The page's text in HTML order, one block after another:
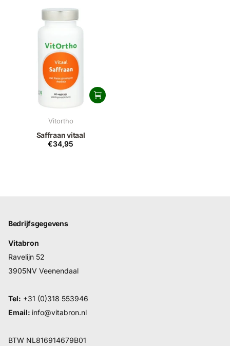
Vitortho
Saffraan vitaal
€34,95
Bedrijfsgegevens
Vitabron
Ravelijn 52
3905NV Veenendaal
Tel: +31 (0)318 553946
Email: info@vitabron.nl
BTW NL816914679B01